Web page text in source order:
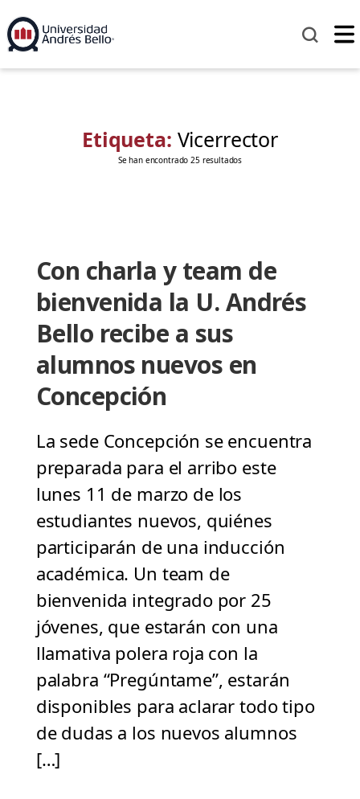
Etiqueta: Vicerrector
Se han encontrado 25 resultados
Con charla y team de
bienvenida la U. Andrés
Bello recibe a sus
alumnos nuevos en
Concepción
La sede Concepción se encuentra
preparada para el arribo este
lunes 11 de marzo de los
estudiantes nuevos, quiénes
participarán de una inducción
académica. Un team de
bienvenida integrado por 25
jóvenes, que estarán con una
llamativa polera roja con la
palabra “Pregúntame”, estarán
disponibles para aclarar todo tipo
de dudas a los nuevos alumnos
[…]